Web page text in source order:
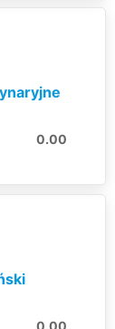
0.00
0.00